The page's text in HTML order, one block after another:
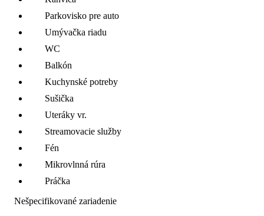
Parkovisko pre auto
Umývačka riadu
WC
Balkón
Kuchynské potreby
Sušička
Uteráky vr.
Streamovacie služby
Fén
Mikrovlnná rúra
Práčka
Nešpecifikované zariadenie